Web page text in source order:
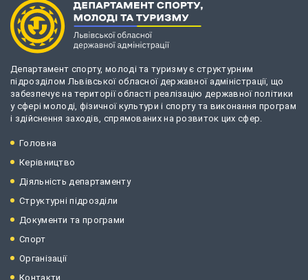
Департамент спорту, молоді та туризму є структурним
підрозділом Львівської обласної державної адміністрації, що
забезпечує на території області реалізацію державної політики
у сфері молоді, фізичної культури і спорту та виконання програм
і здійснення заходів, спрямованих на розвиток цих сфер.
Головна
Керівництво
Діяльність департаменту
Структурні підрозділи
Документи та програми
Спорт
Організації
Контакти